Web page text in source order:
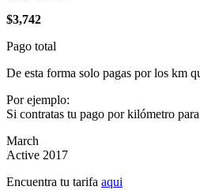
$3,742
Pago total
De esta forma solo pagas por los km
Por ejemplo:
Si contratas tu pago por kilómetro
March
Active 2017
Encuentra tu tarifa aqui